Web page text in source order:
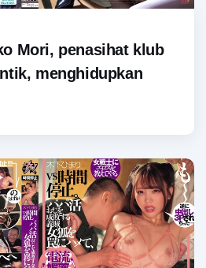
Mori, penasihat klub
menghidupkan